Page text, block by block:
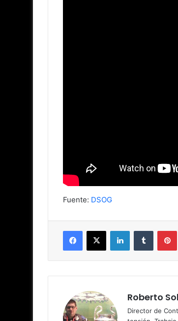
Fuente: DSOG
Facebook
X LinkedInTumblr
Roberto
Director de